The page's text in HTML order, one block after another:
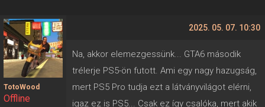
TotoWood
Offline
2025. 05. 07. 10:30
Na, akkor elemezgessünk... GTA6 második
trélerje PS5-ön futott. Ami egy nagy hazugság,
mert PS5 Pro tudja ezt a látványvilágot elérni,
igaz ez is PS5... Csak ez így csalóka, mert akik